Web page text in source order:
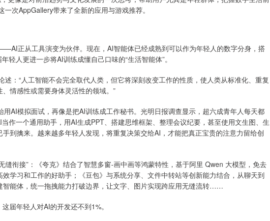
次AppGallery带来了全新的应用与游戏推荐。
正从工具演变为伙伴。现在，AI智能体已经成熟到可以作为年轻人的数字分身，搭
轻人更进一步将AI训练成懂自己口味的“生活智能体”。
述：“人工智能不会完全取代人类，但它将深刻改变工作的性质，使人类从标准化、重复
情感性或需要身体灵活性的领域。”
AI模拟面试，再像是把AI训练成工作秘书。光明日报调查显示，超六成青年人每天都
作一个通用助手，用AI生成PPT、搭建思维框架、整理会议纪要，甚至使用文生图、生
到擒来。越来越多年轻人发现，将重复决策交给AI，才能把真正宝贵的注意力留给创
缝衔接”：《夸克》结合了智慧多窗-画中画等鸿蒙特性，基于阿里 Qwen 大模型，免去
学习和工作的好助手；《豆包》与系统分享、文件中转站等创新能力结合，从聊天到
智能体，统一拖拽能力打破边界，让文字、图片实现跨应用无缝流转……
届年轻人对AI的开发还不到1%。